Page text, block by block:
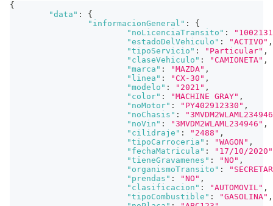
{
"data" :
{
"informacionGeneral" :
{
"noLicenciaTransito" :
"estadoDelVehiculo" : "ACTIVO" ,
"tipoServicio" : "Particular" ,
"claseVehiculo" : "CAMIONETA" ,
"marca" : "MAZDA" ,
"linea" : "CX-30" ,
"modelo" : "2021" ,
"color" : "MACHINE GRAY" ,
"noMotor" : "PY402912330" ,
"noChasis" :
"noVin" : "3MVDM2WLAML234946" ,
"cilidraje" : "2488" ,
"tipoCarroceria" : "WAGON" ,
"fechaMatricula" :
"17/10/2020"
"tieneGravamenes" : "NO" ,
"organismoTransito" :
"prendas" : "NO" ,
"clasificacion" : "AUTOMOVIL" ,
"tipoCombustible" : "GASOLINA" ,